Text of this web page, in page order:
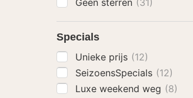
Geen sterren (31)
Specials
Unieke prijs (12)
SeizoensSpecials (12)
Luxe weekend weg (8)